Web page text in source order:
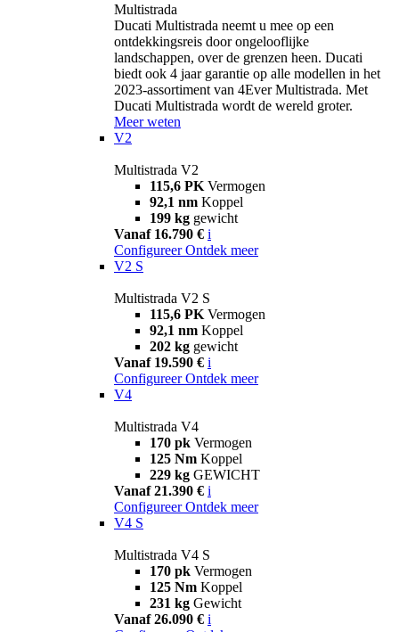
Multistrada
Ducati Multistrada neemt u mee op een
ontdekkingsreis door ongelooflijke
landschappen, over de grenzen heen. Ducati
biedt ook 4 jaar garantie op alle modellen in het
2023-assortiment van 4Ever Multistrada. Met
Ducati Multistrada wordt de wereld groter.
Meer weten
V2
Multistrada V2
115,6 PK Vermogen
92,1 nm Koppel
199 kg gewicht
Vanaf 16.790 € i
Configureer Ontdek meer
V2 S
Multistrada V2 S
115,6 PK Vermogen
92,1 nm Koppel
202 kg gewicht
Vanaf 19.590 € i
Configureer Ontdek meer
V4
Multistrada V4
170 pk Vermogen
125 Nm Koppel
229 kg GEWICHT
Vanaf 21.390 € i
Configureer Ontdek meer
V4 S
Multistrada V4 S
170 pk Vermogen
125 Nm Koppel
231 kg Gewicht
Vanaf 26.090 € i